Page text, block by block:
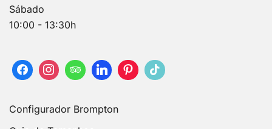
Sábado
10:00 - 13:30h
Configurador Brompton